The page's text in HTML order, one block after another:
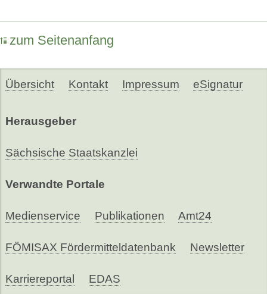
zum Seitenanfang
Übersicht Kontakt Impressum eSignatur
Herausgeber
Sächsische Staatskanzlei
Verwandte Portale
Medienservice Publikationen Amt24
FÖMISAX Fördermitteldatenbank Newsletter
Karriereportal EDAS